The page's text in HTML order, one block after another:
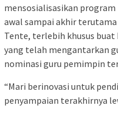
mensosialisasikan
awal sampai akhir terutama
Tente, terlebih khusus buat
yang telah mengantarkan
nominasi guru pemimpin
“Mari berinovasi untuk
penyampaian terakhirnya